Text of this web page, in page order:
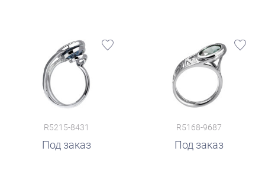
R5215-8431
Под заказ
R5168-9687
Под заказ